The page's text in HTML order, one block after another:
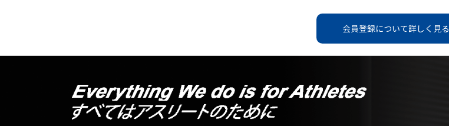
会員登録について詳しく見る